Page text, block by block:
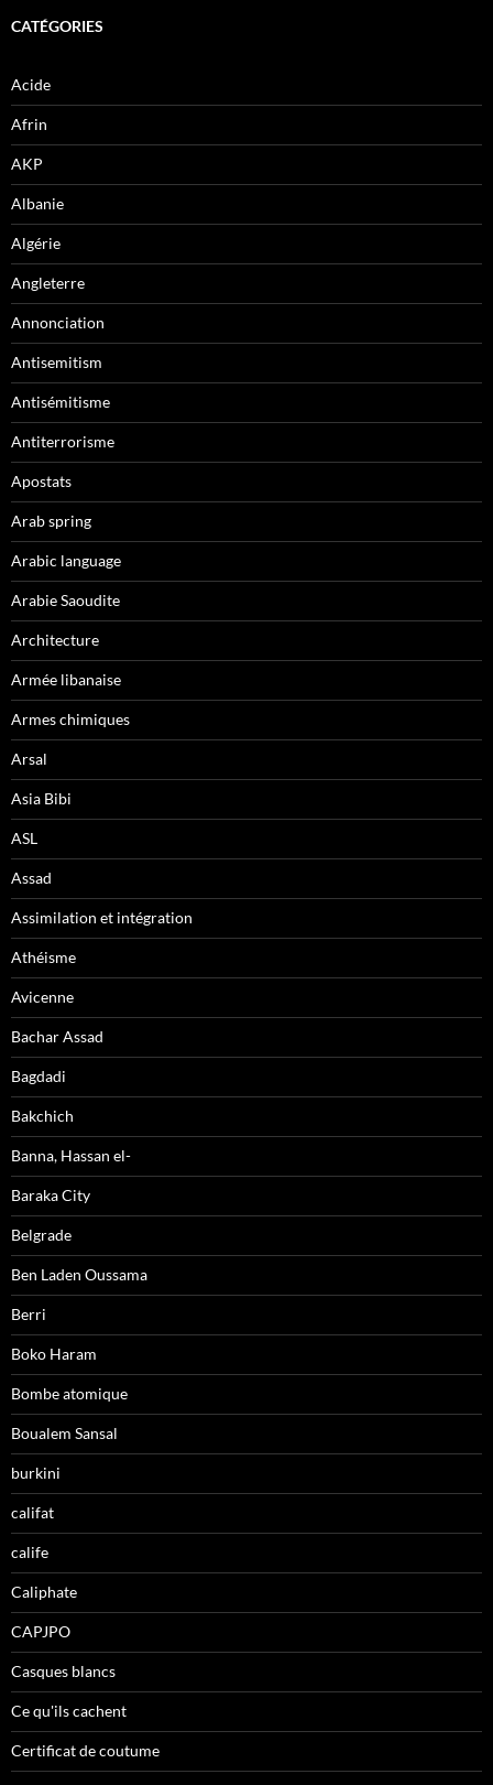
CATÉGORIES
Acide
Afrin
AKP
Albanie
Algérie
Angleterre
Annonciation
Antisemitism
Antisémitisme
Antiterrorisme
Apostats
Arab spring
Arabic language
Arabie Saoudite
Architecture
Armée libanaise
Armes chimiques
Arsal
Asia Bibi
ASL
Assad
Assimilation et intégration
Athéisme
Avicenne
Bachar Assad
Bagdadi
Bakchich
Banna, Hassan el-
Baraka City
Belgrade
Ben Laden Oussama
Berri
Boko Haram
Bombe atomique
Boualem Sansal
burkini
califat
calife
Caliphate
CAPJPO
Casques blancs
Ce qu'ils cachent
Certificat de coutume